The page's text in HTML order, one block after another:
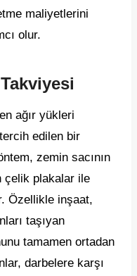
maliyetlerini
olur.
ağır yükleri
edilen bir
zemin sacının
çelik plakalar ile
Özellikle inşaat,
taşıyan
tamamen ortadan
darbelere karşı